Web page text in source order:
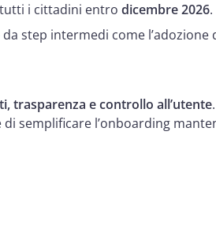
i cittadini entro dicembre 2026.
step intermedi come l’adozione
trasparenza e controllo all’utente.
di semplificare l’onboarding